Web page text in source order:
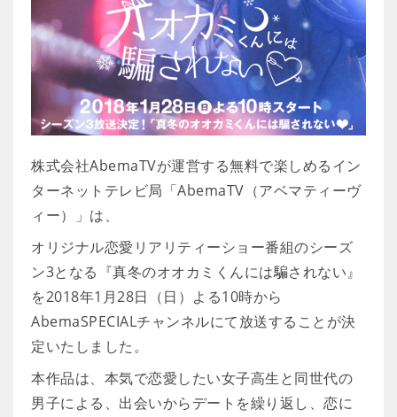
株式会社AbemaTVが運営する無料で楽しめるイン
ターネットテレビ局「AbemaTV（アベマティーヴ
ィー）」は、
オリジナル恋愛リアリティーショー番組のシーズ
ン3となる『真冬のオオカミくんには騙されない』
を2018年1月28日（日）よる10時から
AbemaSPECIALチャンネルにて放送することが決
定いたしました。
本作品は、本気で恋愛したい女子高生と同世代の
男子による、出会いからデートを繰り返し、恋に